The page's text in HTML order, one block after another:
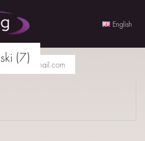
English
(7)